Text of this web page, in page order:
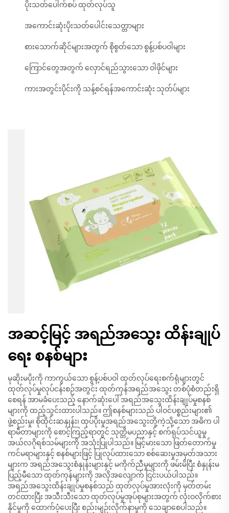
ပိုးသတ်ပေါက်စပ် ထုတ်လုပ်သူ
အကောင်းဆုံးပိုးသတ်ပေါင်းသေတ္တာများ
စားသောက်ဆိုင်များအတွက် စိုစွတ်သော စွန့်ပစ်ပဝါများ
ကြောင်တွေအတွက် လှောင်ရည်သွားသော ဝါဖိုင်များ
ကားအတွင်းပိုင်းကို သန့်စင်ရန်အကောင်းဆုံး သုတ်ပ်များ
အဆင့်မြင့် အရည်အသွေး ထိန်းချုပ်
ရေး စနစ်များ
မုဆိုးမပိုးကို ကာကွယ်သော စွန့်ပစ်ပဝါ ထုတ်လုပ်ရေးစက်ရုံများတွင်
ထုတ်လုပ်မှုလုပ်ငန်းစဉ်အတွင်း ထုတ်ကုန်အရည်အသွေး တစ်ပုံစံတည်းရှိ
စေရန် အာမခံပေးသည့် နောက်ဆုံးပေါ် အရည်အသွေးထိန်းချုပ်မှုစနစ်
များကို ထည့်သွင်းထားပါသည်။ ဤစနစ်များသည် ပါဝင်ပစ္စည်းများ၏
ဖွဲ့စည်းမှု၊ စိုထိုင်းဆနှုန်း၊ ထုပ်ပိုးမှုအရည်အသွေးတို့ကဲ့သို့သော အဓိက ပါ
ရာမီတာများကို စောင့်ကြည့်ရာတွင် သုတ္တိမပညာနှင့် စက်ရုပ်သင်ယူမှု
အယ်လဂိုရစ်သမ်များကို အသုံးပြုပါသည်။ မြင့်မားသော ဖြတ်တောက်မှု
ကင်မရာများနှင့် စနစ်များဖြင့် ပြုလုပ်ထားသော စစ်ဆေးမှုအမှတ်အသား
များက အရည်အသွေးစံနှုန်းများနှင့် မကိုက်ညီမှုများကို ဖမ်းမိပြီး စံနှုန်းမ
ပြည့်မီသော ထုတ်ကုန်များကို အလိုအလျောက် ငြင်းပယ်ပါသည်။
အရည်အသွေးထိန်းချုပ်မှုစနစ်သည် ထုတ်လုပ်မှုအားလုံးကို မှတ်တမ်း
တင်ထားပြီး အသီးသီးသော ထုတ်လုပ်မှုအုပ်စုများအတွက် လုံးဝလိုက်စား
နိုင်မှုကို ထောက်ပံ့ပေးပြီး စည်းမျဉ်းလိုက်နာမှုကို သေချာစေပါသည်။